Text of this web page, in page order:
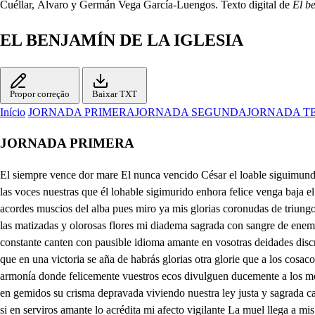
Cuéllar, Álvaro y Germán Vega García-Luengos. Texto digital de El
EL BENJAMÍN DE LA IGLESIA
Propor correção Baixar TXT
Início JORNADA PRIMERAJORNADA SEGUNDAJORNADA
JORNADA PRIMERA
El siempre vence dor mare El nunca vencido César el loable siguimundo Enhora felice venga el día que virtorioso. vuelve adominar las selvas salrán al luinda acompa e se edoso suenen los ecos demarte diciendo las voces nuestras que él lohable sigimurido enhora felice venga baja el rey del caro salrán al luinda acompa e si eno a con de las Postiense las vanderas a vista de estas bellas primaveras y con sonora salva canten acordes muscios del alba pues miro ya mis glorias coronudas de triungos y victorias cuando helado dichoso liberal los concede y generoso pues en campo florido fui para la vitoria d elegido coronen con verdores las matizadas y olorosas flores mi diadema sagrada con sangre de enemigos esmaltada vuelvan los instrumentos a celebrar con métricos acentos la victoria gloriosa que mi espada consigue generosa y en afecto constante canten con pausible idioma amante en vosotras deidades discretas cortesanas voluntades reverentes debemos rendiros los obseguios que ofrecemos celebrando el contento la gala bizarría y lucimiento con que en una victoria se aña de habrás glorias otra glorie que a los cosacos fieros rindió vuestro poder con los aegros de tanta turba hermosa envidia del jarmín y de la posa en muestra de Alegría la corde repetid dulce armonía donde felicemente vuestros ecos divulguen ducemente a los montes y prados a las aves las fieras y collados de sigismundo envicto que cual iris sereno el conflicto de tantos desunidos que llorarán envueltos en gemidos su crisma depravada viviendo nuestra ley justa y sagrada cantan enorafelice dad heroe soberano lameel por favor de mis dichas vuestra mano si esta dicha merece quien vida y corazón siempre os ofrece si en serviros amante lo acrédita mi afecto vigilante La muel llega a mis brazos. donde os esperan tan finos justos lazos por mi agradecimiento aqueste es el que turba mi contento y siempre los traidores se alimentan cual áspid entre flores. de su temido enojo samel la lisonja le sirva de despojo por premio tan divino diga la unión y afecto peregrino con vuestra fama altiva sigrsmundo el invicto, viva. Viva si en a cona de las León, pues de esa suerte cuando todos me aclaman llego a verte tivió en mi rendimiento siendo tú primer parte a mo contento a este leal le fío mi corona mi reino y Albedrío y es el que más constante con sus tivios disfraces es amante llega, llega amigo que pretendo parter siempre contigo las victorias que gano por tu alentada y valerosa mano Cuando me miro indigno como podré llegar, aunque benigno me honráis a tanta altura sin méritos que logrer mi ventura Pues veo que mis tristezas se adelantan en pensar ¿Qué modo haya o qué manera para conservar la unión de la católica iglesia bien que tengo de mi parte una grande fortaleza en tener a Josaat honor del celo y firmeza del gran subcesor de Pedro y ahora permitiendo treguas a mi descanso deseo si hay descanso donde hay penas, que vos león me digáis las virtudes y proezas de ese varón prodigioso para que aliente con ellas mi ardiente celo cristiano en el honor de la Iglesia Obedeciendo ael mandato de esa majestad excelsa haré un periodo un diseño un raigo una breve seña de lo que es incompre sensible al discurso de mi idea hace en esta grande rusía fértil populosa y